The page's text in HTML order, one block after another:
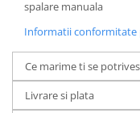
spalare manuala
Informatii conformitate
Ce marime ti se
Livrare si plata